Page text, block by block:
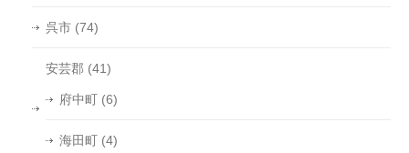
呉市 (74)
安芸郡 (41)
府中町 (6)
海田町 (4)